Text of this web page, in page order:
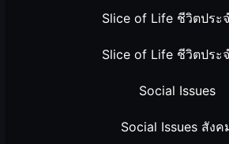
Slice of Life ชีวิตประ
Slice of Life ชีวิตประ
Social Issues
Social Issues สังค